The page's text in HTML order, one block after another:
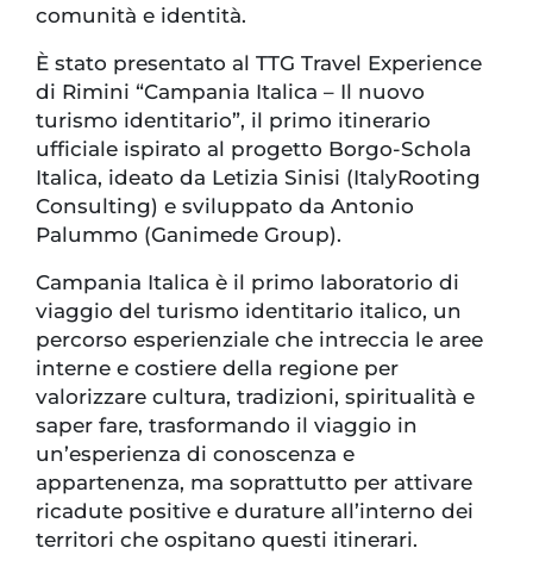
comunità e identità.
È stato presentato al TTG Travel Experience
di Rimini “Campania Italica – Il nuovo
turismo identitario”, il primo itinerario
ufficiale ispirato al progetto Borgo-Schola
Italica, ideato da Letizia Sinisi (ItalyRooting
Consulting) e sviluppato da Antonio
Palummo (Ganimede Group).
Campania Italica è il primo laboratorio di
viaggio del turismo identitario italico, un
percorso esperienziale che intreccia le aree
interne e costiere della regione per
valorizzare cultura, tradizioni, spiritualità e
saper fare, trasformando il viaggio in
un’esperienza di conoscenza e
appartenenza, ma soprattutto per attivare
ricadute positive e durature all’interno dei
territori che ospitano questi itinerari.